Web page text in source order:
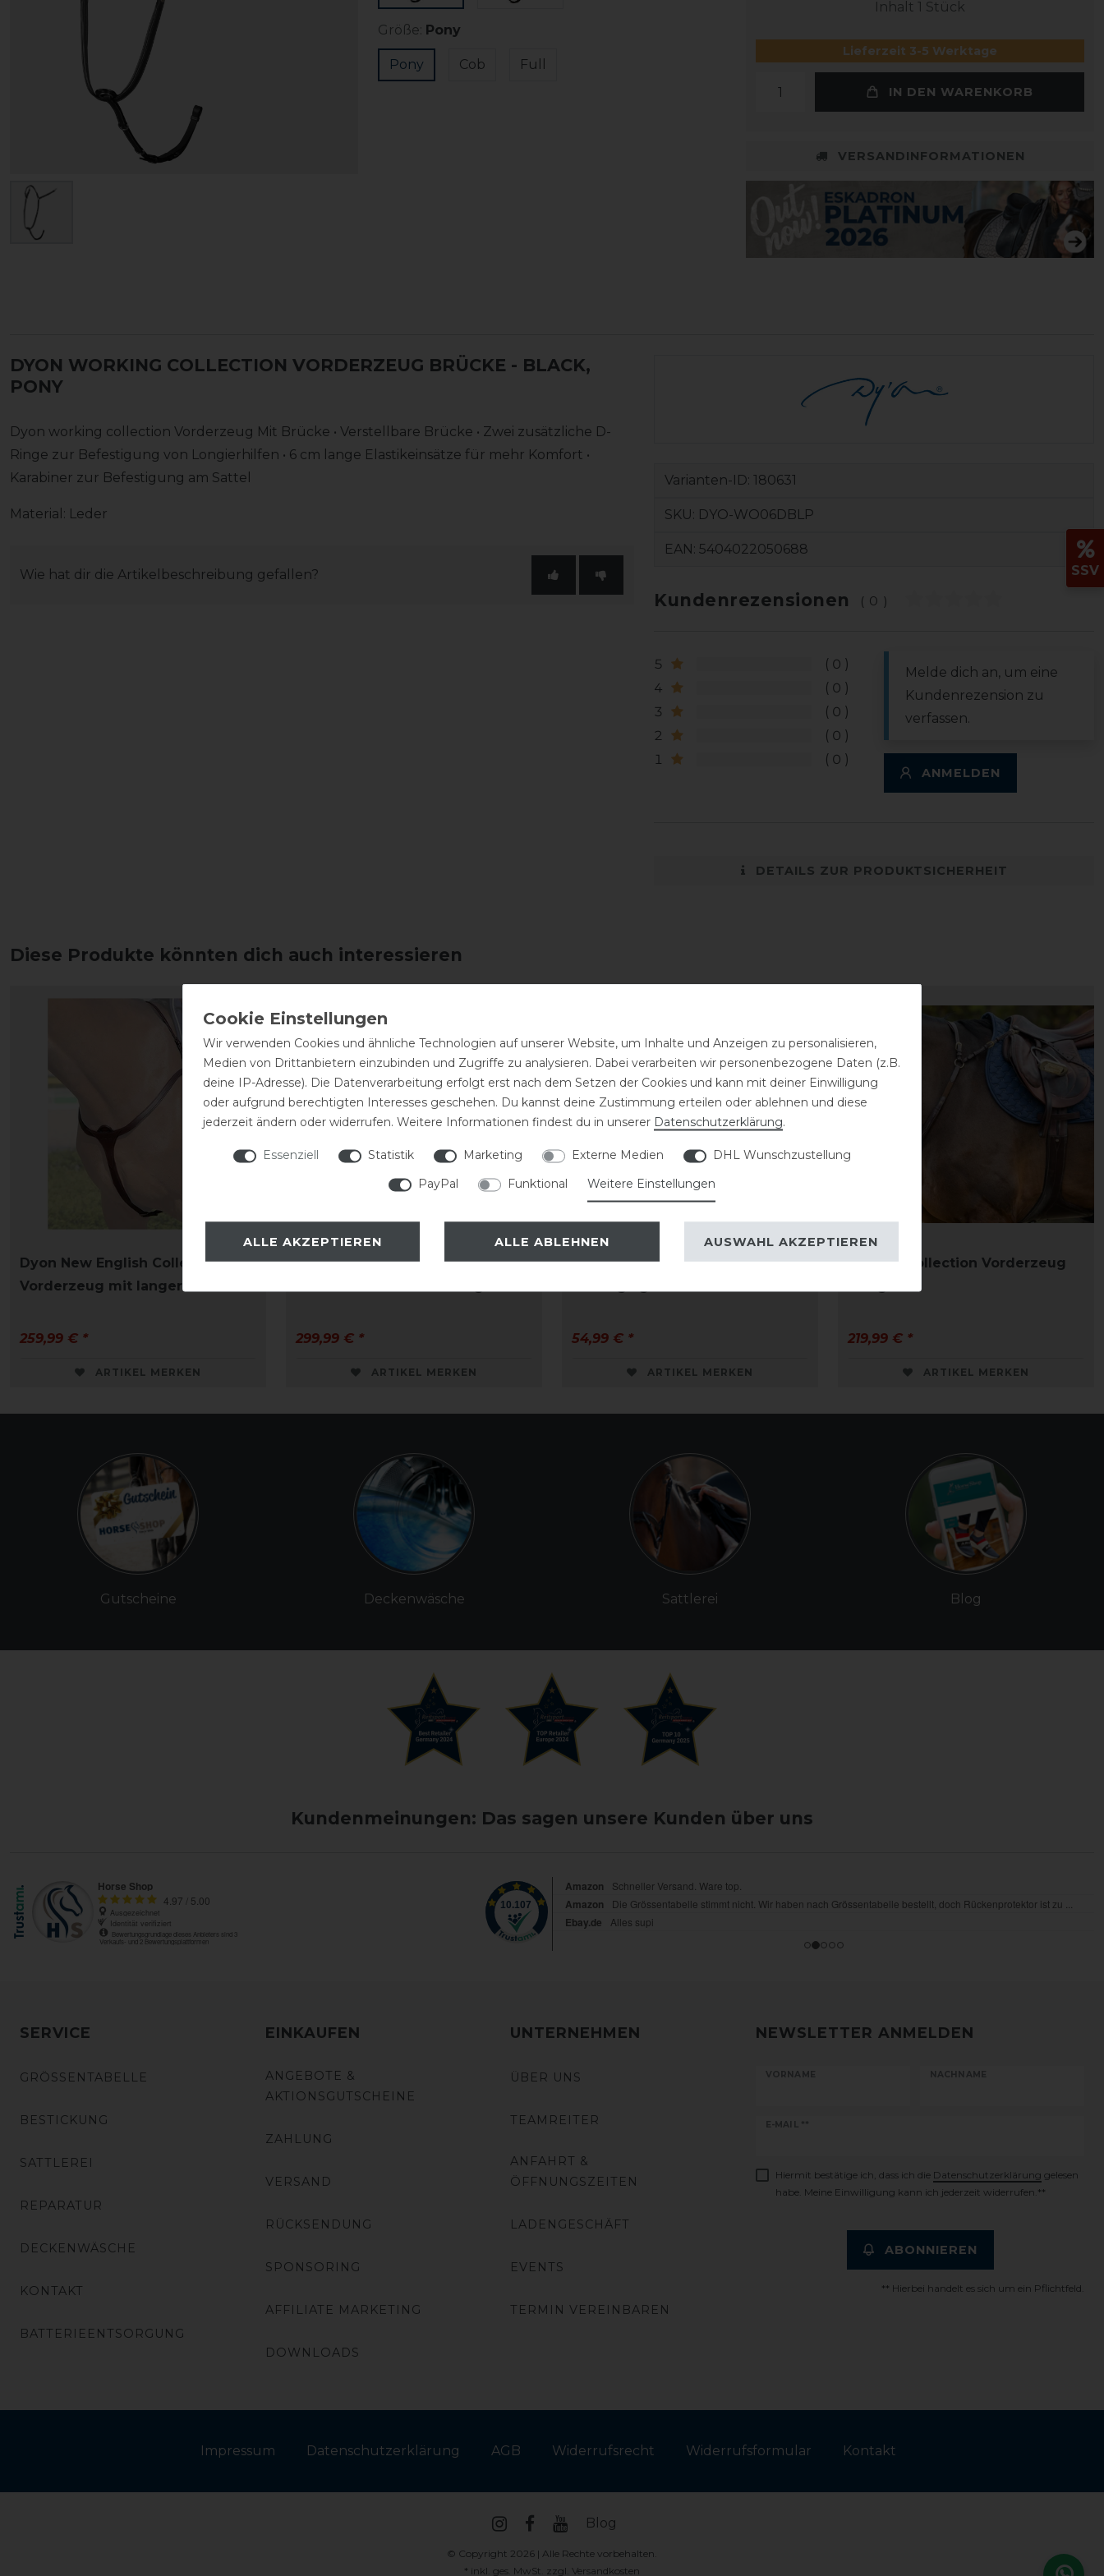
Größe: Pony
Pony Cob Full
Inhalt 1 Stück
Lieferzeit 3-5 Werktage
IN DEN WARENKORB
VERSANDINFORMATIONEN
DYON WORKING COLLECTION VORDERZEUG BRÜCKE - BLACK,
PONY
Dyon working collection Vorderzeug Mit Brücke • Verstellbare Brücke • Zwei zusätzliche D-
Ringe zur Befestigung von Longierhilfen • 6 cm lange Elastikeinsätze für mehr Komfort •
Karabiner zur Befestigung am Sattel
Material: Leder
Wie hat dir die Artikelbeschreibung gefallen?
Varianten-ID: 180631
SKU: DYO-WO06DBLP
EAN: 5404022050688
Kundenrezensionen (0)
5
0
4
0
3
0
2
0
1
0
Melde dich an, um eine
Kundenrezension zu
verfassen.
ANMELDEN
DETAILS ZUR PRODUKTSICHERHEIT
Diese Produkte könnten dich auch interessieren
Dyon New English Collection
Vorderzeug mit langer Brücke
259,99 € *
ARTIKEL MERKEN
Dyon New English Collection
299,99 € *
ARTIKEL MERKEN
Dyon D-Collection
54,99 € *
ARTIKEL MERKEN
Dyon D-Collection Vorderzeug
219,99 € *
ARTIKEL MERKEN
Gutscheine Deckenwäsche Sattlerei Blog
Kundenmeinungen: Das sagen unsere Kunden über uns
SERVICE
GRÖSSENTABELLE
BESTICKUNG
SATTLEREI
REPARATUR
DECKENWÄSCHE
KONTAKT
BATTERIEENTSORGUNG
EINKAUFEN
ANGEBOTE &
AKTIONSGUTSCHEINE
ZAHLUNG
VERSAND
RÜCKSENDUNG
SPONSORING
AFFILIATE MARKETING
DOWNLOADS
UNTERNEHMEN
ÜBER UNS
TEAMREITER
ANFAHRT &
ÖFFNUNGSZEITEN
LADENGESCHÄFT
EVENTS
TERMIN VEREINBAREN
NEWSLETTER ANMELDEN
VORNAME NACHNAME
E-MAIL **
Newsletter
Hiermit bestätige ich, dass ich die Daten­schutz­erklärung gelesen
habe. Meine Einwilligung kann ich jederzeit widerrufen.**
ABONNIEREN
** Hierbei handelt es sich um ein Pflichtfeld.
Impressum Daten­schutz­erklärung AGB Widerrufs­recht Widerrufs­formular Kontakt
SSV
Blog
© Copyright 2026 | Alle Rechte vorbehalten.
* inkl. ges. MwSt. zzgl. Versandkosten
Wir verwenden Cookies und ähnliche Technologien auf unserer Website, um Inhalte und Anzeigen zu personalisieren,
Medien von Drittanbietern einzubinden und Zugriffe zu analysieren. Dabei verarbeiten wir personenbezogene Daten (z.B.
deine IP-Adresse). Die Datenverarbeitung erfolgt erst nach dem Setzen der Cookies und kann mit deiner Einwilligung
oder aufgrund berechtigten Interesses geschehen. Du kannst deine Zustimmung erteilen oder ablehnen und diese
jederzeit ändern oder widerrufen. Weitere Informationen findest du in unserer Daten­schutz­erklärung.
Essenziell Statistik Marketing Externe Medien
DHL Wunschzustellung
PayPal
Funktional Weitere Einstellungen
ALLE AKZEPTIEREN ALLE ABLEHNEN AUSWAHL AKZEPTIEREN